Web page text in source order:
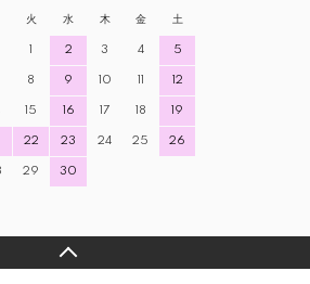
火 水 木 金 土
1 2 3 4 5
8 9 10 11 12
15 16 17 18 19
22 23 24 25 26
29 30